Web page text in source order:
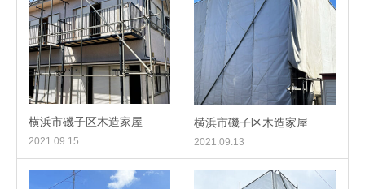
横浜市磯子区木造家屋
2021.09.15
横浜市磯子区木造家屋
2021.09.13